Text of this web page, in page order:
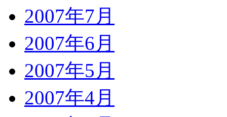
2007年7月
2007年6月
2007年5月
2007年4月